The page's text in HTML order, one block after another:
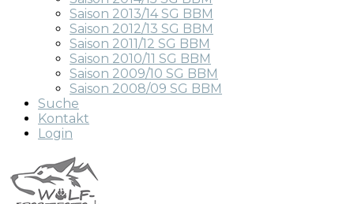
Saison 2013/14 SG BBM
Saison 2012/13 SG BBM
Saison 2011/12 SG BBM
Saison 2010/11 SG BBM
Saison 2009/10 SG BBM
Saison 2008/09 SG BBM
Suche
Kontakt
Login